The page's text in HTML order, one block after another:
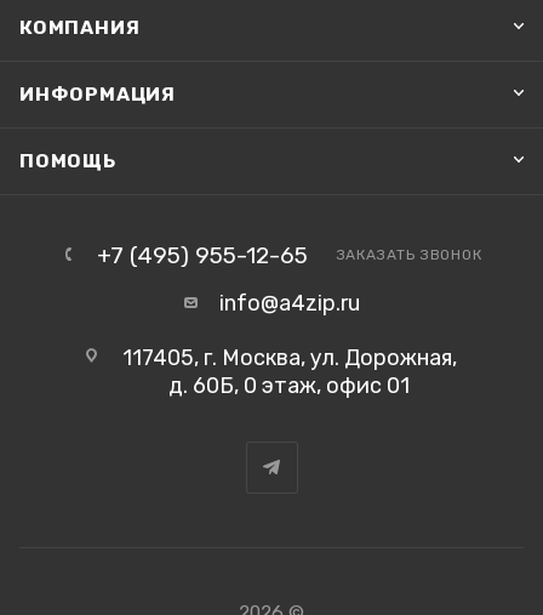
КОМПАНИЯ
ИНФОРМАЦИЯ
ПОМОЩЬ
+7 (495) 955-12-65 ЗАКАЗАТЬ ЗВОНОК
info@a4zip.ru
117405, г. Москва, ул. Дорожная,
д. 60Б, 0 этаж, офис 01